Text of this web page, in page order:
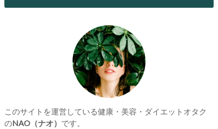
このサイトを運営している健康・美容・ダイエットオタク
のNAO（ナオ） です。